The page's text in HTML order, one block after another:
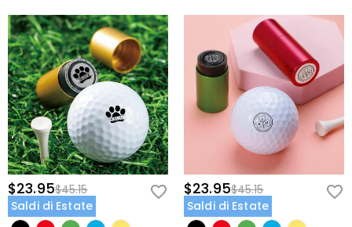
$23.95$45.15
Saldi di Estate
$23.95$45.15
Saldi di Estate